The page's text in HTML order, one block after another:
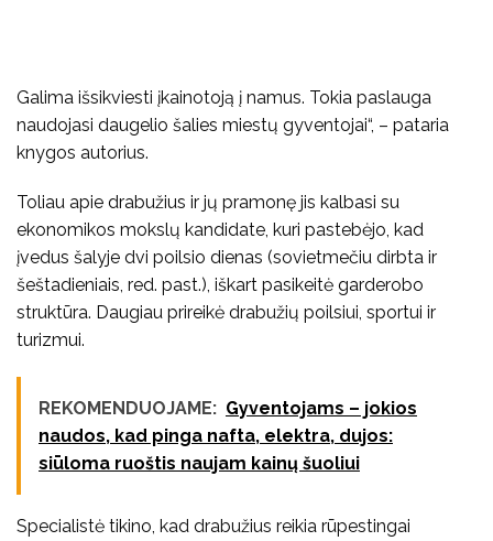
Galima išsikviesti įkainotoją į namus. Tokia paslauga
naudojasi daugelio šalies miestų gyventojai“, – pataria
knygos autorius.
Toliau apie drabužius ir jų pramonę jis kalbasi su
ekonomikos mokslų kandidate, kuri pastebėjo, kad
įvedus šalyje dvi poilsio dienas (sovietmečiu dirbta ir
šeštadieniais, red. past.), iškart pasikeitė garderobo
struktūra. Daugiau prireikė drabužių poilsiui, sportui ir
turizmui.
REKOMENDUOJAME: Gyventojams – jokios
naudos, kad pinga nafta, elektra, dujos:
siūloma ruoštis naujam kainų šuoliui
Specialistė tikino, kad drabužius reikia rūpestingai